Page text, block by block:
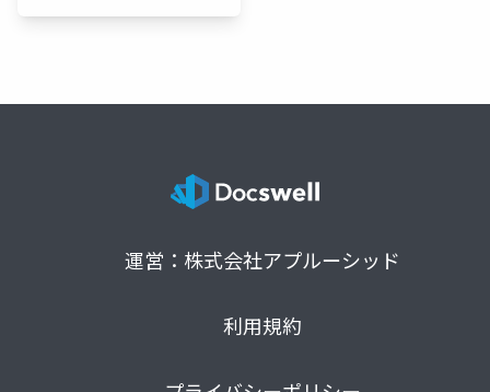
運営：株式会社アプルーシッド
利用規約